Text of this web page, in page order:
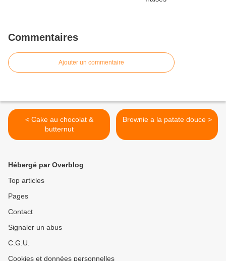
Commentaires
Ajouter un commentaire
< Cake au chocolat &
butternut
Brownie a la patate douce >
Hébergé par Overblog
Top articles
Pages
Contact
Signaler un abus
C.G.U.
Cookies et données personnelles